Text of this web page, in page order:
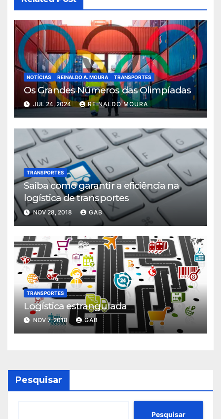
NOTÍCIAS REINALDO A. MOURA TRANSPORTES
Os Grandes Números das Olimpíadas
JUL 24, 2024 REINALDO MOURA
TRANSPORTES
Saiba como garantir a eficiência na
logística de transportes
NOV 28, 2018 GAB
TRANSPORTES
Logística estrangulada
NOV 7, 2018 GAB
Pesquisar
Pesquisar